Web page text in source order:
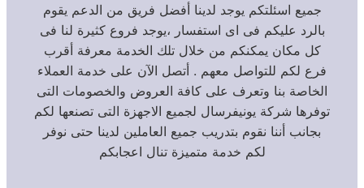
جميع اسئلتكم يوجد لدينا أفضل فريق من الدعم يقوم
بالرد عليكم فى اى استفسار ،يوجد فروع كثيرة لنا فى
كل مكان يمكنكم من خلال تلك الخدمة معرفة أقرب
فرع لكم للتواصل معهم . أتصل الآن على خدمة العملاء
الخاصة بنا وتعرف على كافة العروض والخصومات التى
توفرها شركة يونيفرسال لجميع الاجهزة التى تصنعها لكم
بجانب أننا نقوم بتدريب جميع العاملين لدينا حتى نوفر
لكم خدمة متميزة تنال اعجابكم